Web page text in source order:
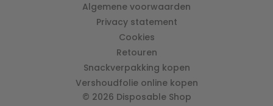
Algemene voorwaarden
Privacy statement
Cookies
Retouren
Snackverpakking kopen
Vershoudfolie online kopen
© 2026 Disposable Shop